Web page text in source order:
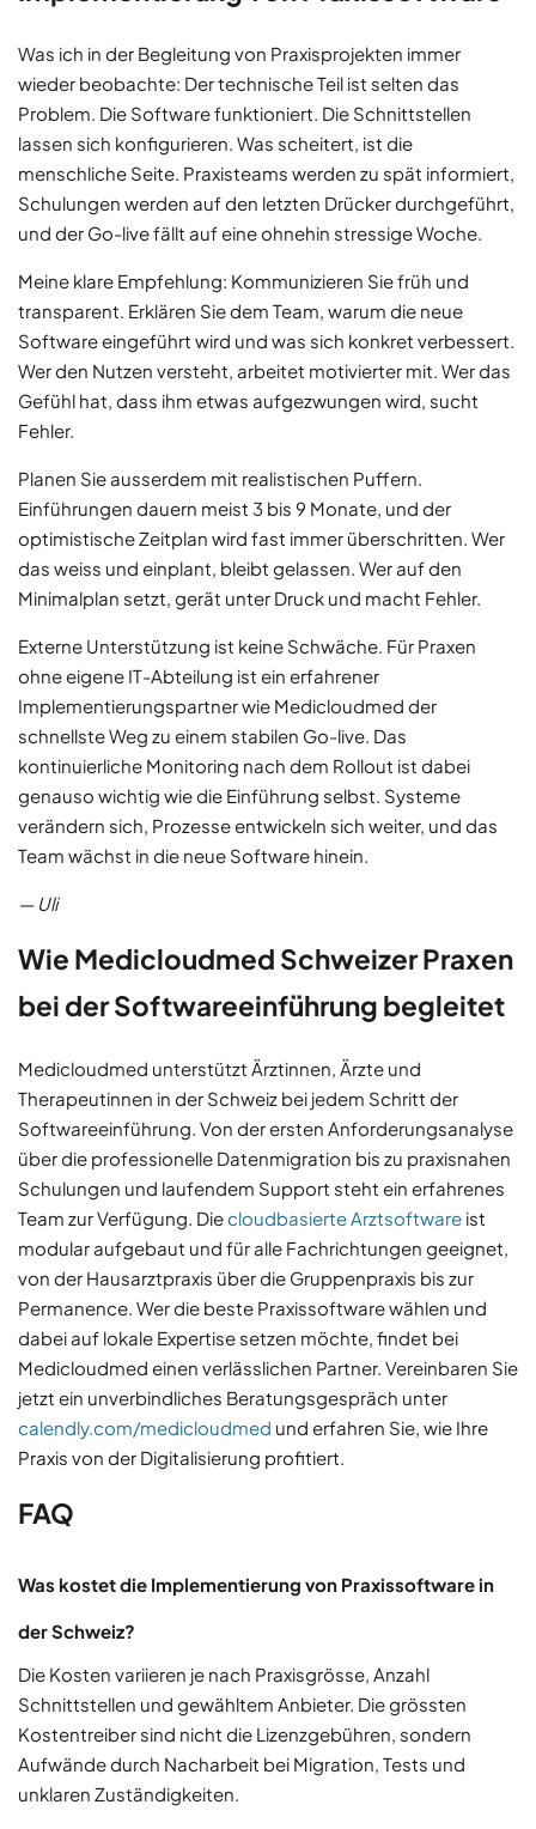
Was ich in der Begleitung von Praxisprojekten immer
wieder beobachte: Der technische Teil ist selten das
Problem. Die Software funktioniert. Die Schnittstellen
lassen sich konfigurieren. Was scheitert, ist die
menschliche Seite. Praxisteams werden zu spät informiert,
Schulungen werden auf den letzten Drücker durchgeführt,
und der Go-live fällt auf eine ohnehin stressige Woche.
Meine klare Empfehlung: Kommunizieren Sie früh und
transparent. Erklären Sie dem Team, warum die neue
Software eingeführt wird und was sich konkret verbessert.
Wer den Nutzen versteht, arbeitet motivierter mit. Wer das
Gefühl hat, dass ihm etwas aufgezwungen wird, sucht
Fehler.
Planen Sie ausserdem mit realistischen Puffern.
Einführungen dauern meist 3 bis 9 Monate, und der
optimistische Zeitplan wird fast immer überschritten. Wer
das weiss und einplant, bleibt gelassen. Wer auf den
Minimalplan setzt, gerät unter Druck und macht Fehler.
Externe Unterstützung ist keine Schwäche. Für Praxen
ohne eigene IT-Abteilung ist ein erfahrener
Implementierungspartner wie Medicloudmed der
schnellste Weg zu einem stabilen Go-live. Das
kontinuierliche Monitoring nach dem Rollout ist dabei
genauso wichtig wie die Einführung selbst. Systeme
verändern sich, Prozesse entwickeln sich weiter, und das
Team wächst in die neue Software hinein.
— Uli
Wie Medicloudmed Schweizer Praxen
bei der Softwareeinführung begleitet
Medicloudmed unterstützt Ärztinnen, Ärzte und
Therapeutinnen in der Schweiz bei jedem Schritt der
Softwareeinführung. Von der ersten Anforderungsanalyse
über die professionelle Datenmigration bis zu praxisnahen
Schulungen und laufendem Support steht ein erfahrenes
Team zur Verfügung. Diecloudbasierte Arztsoftware ist
modular aufgebaut und für alle Fachrichtungen geeignet,
von der Hausarztpraxis über die Gruppenpraxis bis zur
Permanence. Wer die beste Praxissoftware wählen und
dabei auf lokale Expertise setzen möchte, findet bei
Medicloudmed einen verlässlichen Partner. Vereinbaren Sie
jetzt ein unverbindliches Beratungsgespräch unter
calendly.com/medicloudmed und erfahren Sie, wie Ihre
Praxis von der Digitalisierung profitiert.
FAQ
Was kostet die Implementierung von Praxissoftware in
der Schweiz?
Die Kosten variieren je nach Praxisgrösse, Anzahl
Schnittstellen und gewähltem Anbieter. Die grössten
Kostentreiber sind nicht die Lizenzgebühren, sondern
Aufwände durch Nacharbeit bei Migration, Tests und
unklaren Zuständigkeiten.